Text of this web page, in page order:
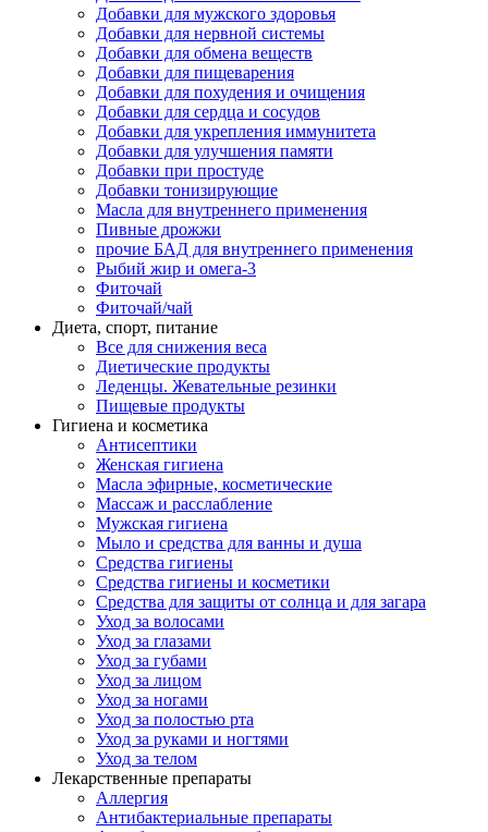
Добавки для мужского здоровья
Добавки для нервной системы
Добавки для обмена веществ
Добавки для пищеварения
Добавки для похудения и очищения
Добавки для сердца и сосудов
Добавки для укрепления иммунитета
Добавки для улучшения памяти
Добавки при простуде
Добавки тонизирующие
Масла для внутреннего применения
Пивные дрожжи
прочие БАД для внутреннего применения
Рыбий жир и омега-3
Фиточай
Фиточай/чай
Диета, спорт, питание
Все для снижения веса
Диетические продукты
Леденцы. Жевательные резинки
Пищевые продукты
Гигиена и косметика
Антисептики
Женская гигиена
Масла эфирные, косметические
Массаж и расслабление
Мужская гигиена
Мыло и средства для ванны и душа
Средства гигиены
Средства гигиены и косметики
Средства для защиты от солнца и для загара
Уход за волосами
Уход за глазами
Уход за губами
Уход за лицом
Уход за ногами
Уход за полостью рта
Уход за руками и ногтями
Уход за телом
Лекарственные препараты
Аллергия
Антибактериальные препараты